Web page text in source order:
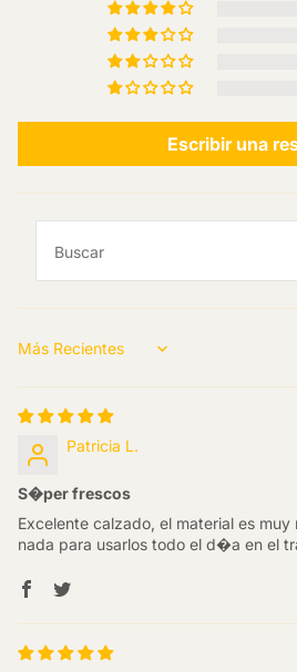
Escribir una
Sort by
Patricia L.
S�per frescos
Excelente calzado, el material es
nada para usarlos todo el d�a en el